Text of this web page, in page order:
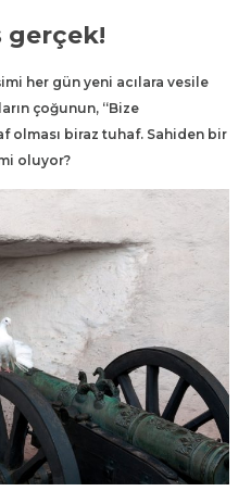
gerçek!
her gün yeni acılara vesile
çoğunun, “Bize
olması biraz tuhaf. Sahiden bir
oluyor?